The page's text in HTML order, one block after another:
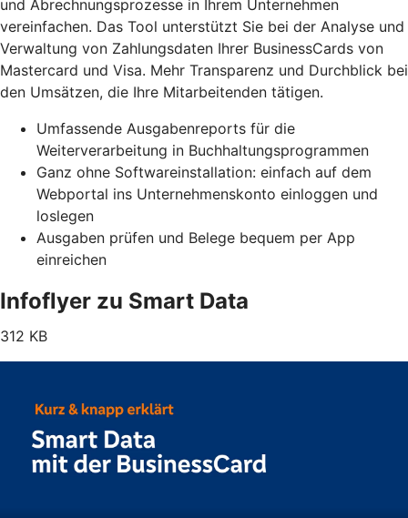
und Abrechnungsprozesse in Ihrem Unternehmen
vereinfachen. Das Tool unterstützt Sie bei der Analyse und
Verwaltung von Zahlungsdaten Ihrer BusinessCards von
Mastercard und Visa. Mehr Transparenz und Durchblick bei
den Umsätzen, die Ihre Mitarbeitenden tätigen.
Umfassende Ausgabenreports für die
Weiterverarbeitung in Buchhaltungsprogrammen
Ganz ohne Softwareinstallation: einfach auf dem
Webportal ins Unternehmenskonto einloggen und
loslegen
Ausgaben prüfen und Belege bequem per App
einreichen
Infoflyer zu Smart Data
312 KB